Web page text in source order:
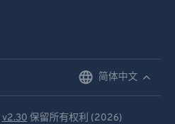
简体中文
v2.30 保留所有权利 (2026)